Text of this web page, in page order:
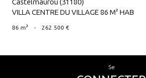
Castelmaurou (31180)
VILLA CENTRE DU VILLAGE 86 M² HAB
86 m² - 262 500 €
se